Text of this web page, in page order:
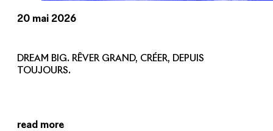
20 mai 2026
DREAM BIG. RÊVER GRAND, CRÉER, DEPUIS
TOUJOURS.
read more